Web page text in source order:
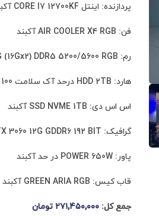
پردازنده: اینتل CORE I7 12700KF آکبند تری
فن: AIR COOLER X4 RGB آکبند
رم: RAM 32G (16Gx2) DDR5 5200/5600 RGB آکبند
هارد: HDD 2TB درحد آک سلامت 100
اس اس دی: SSD NVME 1TB آکبند
گرافیک: RTX 3060 12G GDDR6 192 BIT
پاور: POWER 650W در حد آکبند
قاب کیس: GREEN ARIA RGB آکبند
جمع کل: ۲۷۱,۴۵۰,۰۰۰ تومان